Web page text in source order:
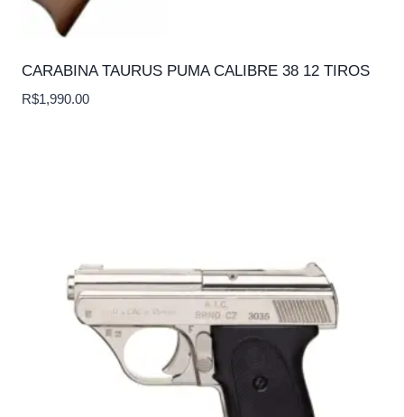
CARABINA TAURUS PUMA CALIBRE 38 12 TIROS
R$1,990.00